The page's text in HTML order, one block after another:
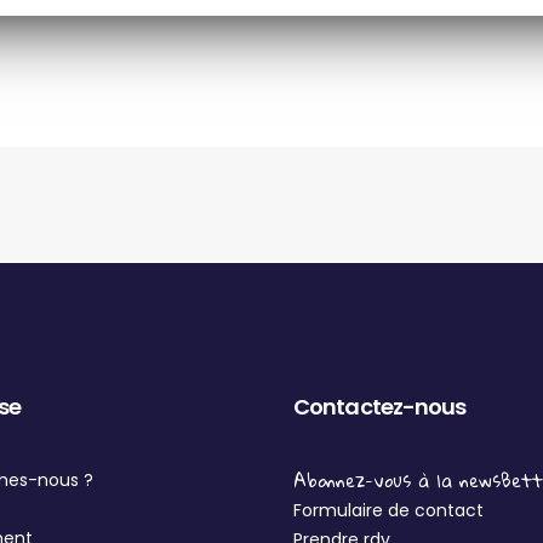
nous ?
Contactez-nous
Abonnez-vous à la
Formulaire de contact